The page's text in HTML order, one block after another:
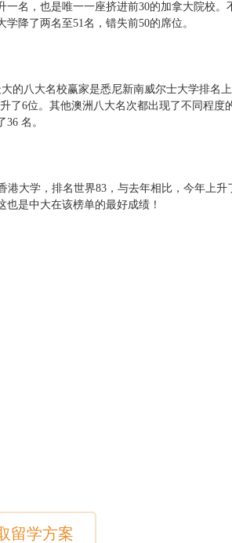
一名，也是唯一一座挤进前30的加拿大院校。
降了两名至51名，错失前50的席位。
的八大名校赢家是悉尼新南威尔士大学排名
了6位。其他澳洲八大名次都出现了不同程度
名。
港大学，排名世界83，与去年相比，今年上升
是中大在该榜单的最好成绩！
留学方案